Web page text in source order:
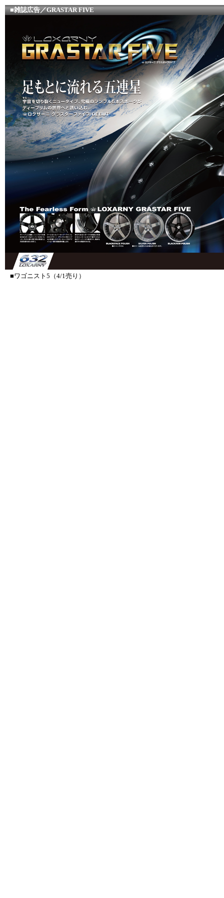
■雑誌広告／GRASTAR FIVE
■ワゴニスト5（4/1売り）